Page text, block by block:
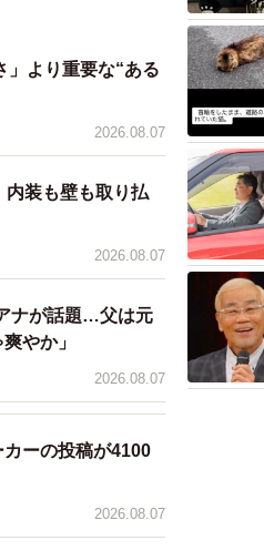
礎学力が着実に定
ります。
版（全32問）を
の計算テストを
」より重要な“ある
2026.08.07
装も壁も取り払
2026.08.07
ナが話題…父は元
やか」
2026.08.07
カーの投稿が4100
2026.08.07